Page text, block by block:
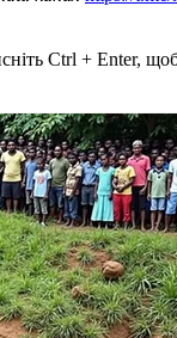
Ctrl + Enter,